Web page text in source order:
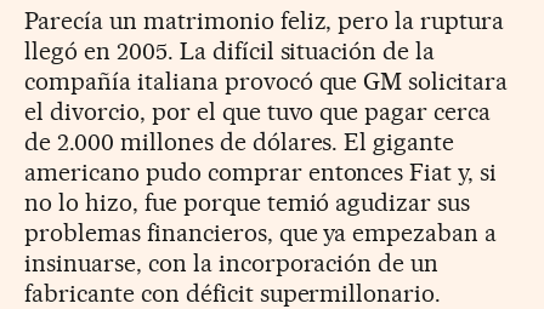
Parecía un matrimonio feliz, pero la ruptura
llegó en 2005. La difícil situación de la
compañía italiana provocó que GM solicitara
el divorcio, por el que tuvo que pagar cerca
de 2.000 millones de dólares. El gigante
americano pudo comprar entonces Fiat y, si
no lo hizo, fue porque temió agudizar sus
problemas financieros, que ya empezaban a
insinuarse, con la incorporación de un
fabricante con déficit supermillonario.